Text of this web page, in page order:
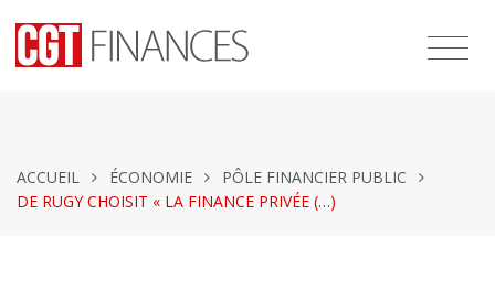
ACCUEIL ÉCONOMIE
PÔLE FINANCIER PUBLIC
DE RUGY CHOISIT « LA FINANCE PRIVÉE (…)